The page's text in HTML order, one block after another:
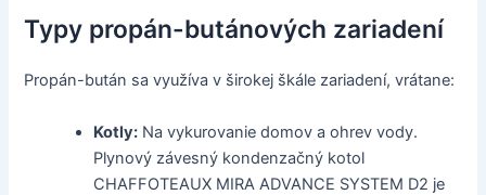
Typy propán-butánových zariadení
Propán-bután sa využíva v širokej škále zariadení, vrátane:
Kotly: Na vykurovanie domov a ohrev vody.
Plynový závesný kondenzačný kotol
CHAFFOTEAUX MIRA ADVANCE SYSTEM D2 je